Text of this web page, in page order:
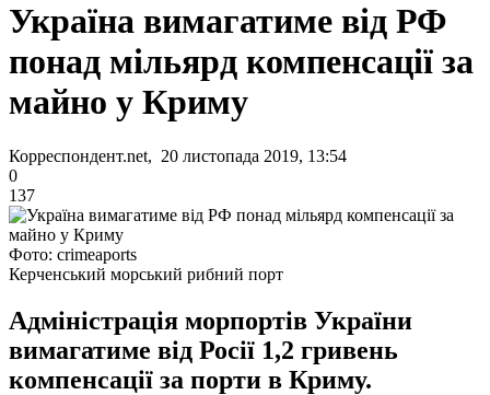
Україна вимагатиме від РФ
понад мільярд компенсації за
майно у Криму
Корреспондент.net, 20 листопада 2019, 13:54
0
137
Фото: crimeaports
Керченський морський рибний порт
Адміністрація морпортів України
вимагатиме від Росії 1,2 гривень
компенсації за порти в Криму.